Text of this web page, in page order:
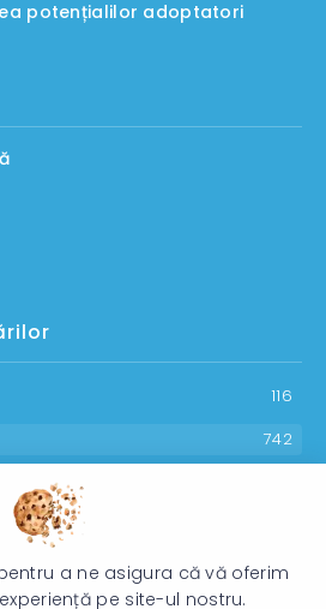
potențialilor adoptatori
116
742
a ne asigura că vă oferim
pe site-ul nostru.